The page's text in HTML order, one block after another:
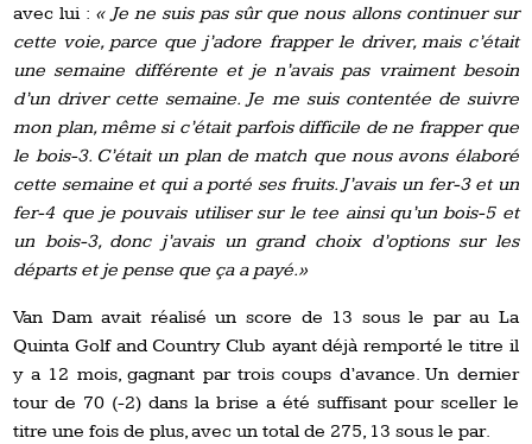
avec lui : « Je ne suis pas sûr que nous allons continuer sur
cette voie, parce que j’adore frapper le driver, mais c’était
une semaine différente et je n’avais pas vraiment besoin
d’un driver cette semaine. Je me suis contentée de suivre
mon plan, même si c’était parfois difficile de ne frapper que
le bois-3. C’était un plan de match que nous avons élaboré
cette semaine et qui a porté ses fruits. J’avais un fer-3 et un
fer-4 que je pouvais utiliser sur le tee ainsi qu’un bois-5 et
un bois-3, donc j’avais un grand choix d’options sur les
départs et je pense que ça a payé.»
Van Dam avait réalisé un score de 13 sous le par au La
Quinta Golf and Country Club ayant déjà remporté le titre il
y a 12 mois, gagnant par trois coups d’avance. Un dernier
tour de 70 (-2) dans la brise a été suffisant pour sceller le
titre une fois de plus, avec un total de 275, 13 sous le par.